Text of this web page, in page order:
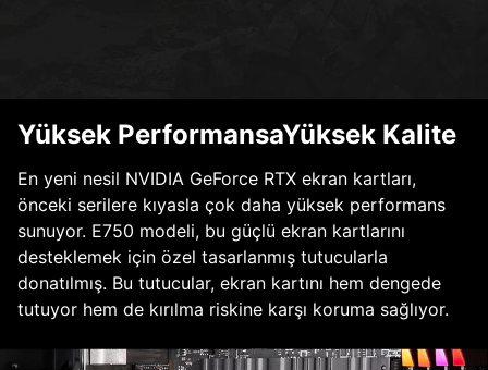
Yüksek PerformansaYüksek Kalite
En yeni nesil NVIDIA GeForce RTX ekran kartları,
önceki serilere kıyasla çok daha yüksek performans
sunuyor. E750 modeli, bu güçlü ekran kartlarını
desteklemek için özel tasarlanmış tutucularla
donatılmış. Bu tutucular, ekran kartını hem dengede
tutuyor hem de kırılma riskine karşı koruma sağlıyor.